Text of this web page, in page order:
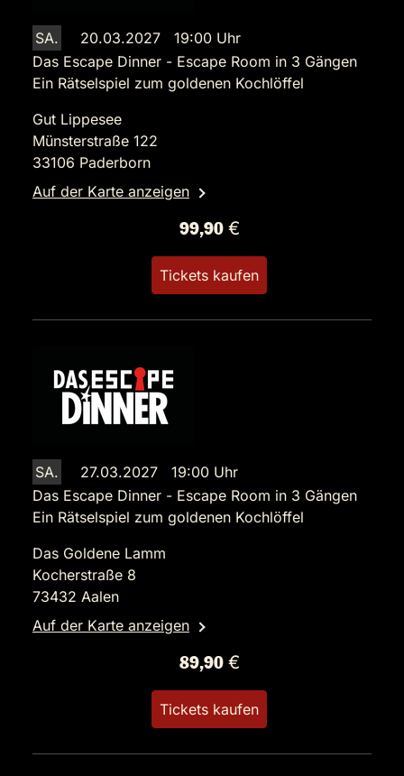
SA.
20.03.2027 19:00 Uhr
Das Escape Dinner - Escape Room in 3 Gängen
Ein Rätselspiel zum goldenen Kochlöffel
Gut Lippesee
Münsterstraße 122
33106 Paderborn
Auf der Karte anzeigen
99,90 €
Tickets kaufen
SA.
27.03.2027 19:00 Uhr
Das Escape Dinner - Escape Room in 3 Gängen
Ein Rätselspiel zum goldenen Kochlöffel
Das Goldene Lamm
Kocherstraße 8
73432 Aalen
Auf der Karte anzeigen
89,90 €
Tickets kaufen